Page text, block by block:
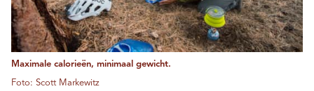
Maximale calorieën, minimaal gewicht.
Foto: Scott Markewitz